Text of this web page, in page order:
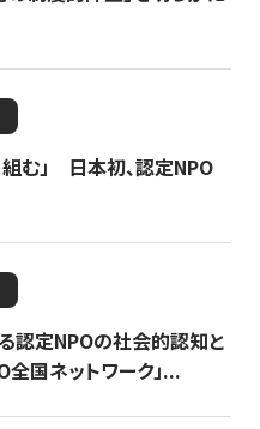
む」 日本初、認定NPO
認定NPOの社会的認知と
国ネットワーク」...